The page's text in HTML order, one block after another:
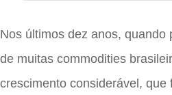
Nos últimos dez anos, quando
de muitas commodities
crescimento considerável, que